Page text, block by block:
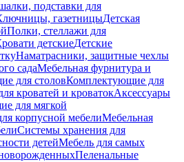
подставки для
газетницыДетская
Полки, стеллажи для
детскиеДетские
Наматрасники, защитные чехлы
садаМебельная фурнитура и
для столовКомплектующие для
кроватей и кроватокАксессуары
для мягкой
корпусной мебелиМебельная
Системы хранения для
детейМебель для самых
Пеленальные